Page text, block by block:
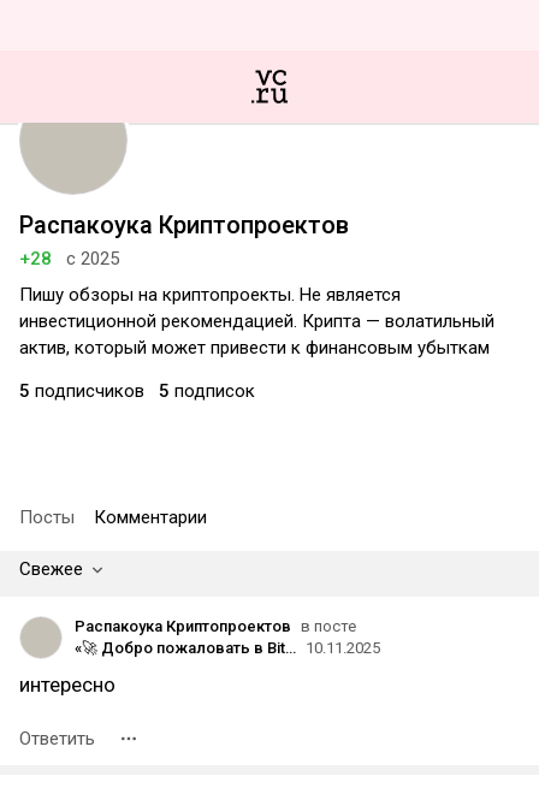
Распакоука Криптопроектов
+28
с 2025
Пишу обзоры на криптопроекты. Не является
инвестиционной рекомендацией. Крипта — волатильный
актив, который может привести к финансовым убыткам
5 подписчиков 5 подписок
Посты Комментарии
Свежее
Распакоука Криптопроектов в посте
«🚀 Добро пожаловать в Bit24hours — Быстрый, Надёжный и Прозрачный Криптообмен» 10.11.2025
интересно
Ответить